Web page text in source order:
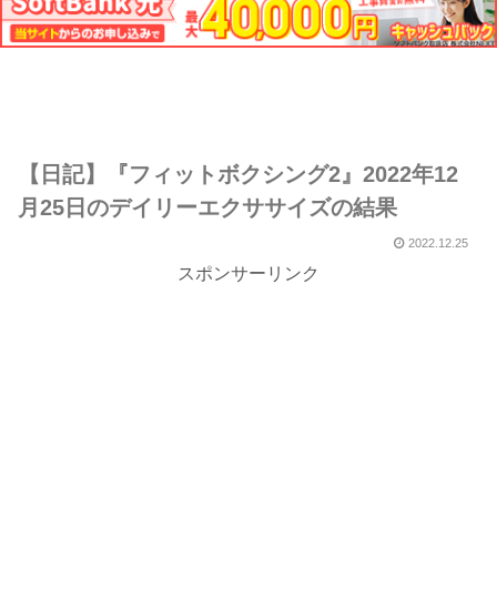
【日記】『フィットボクシング2』2022年12
月25日のデイリーエクササイズの結果
2022.12.25
スポンサーリンク